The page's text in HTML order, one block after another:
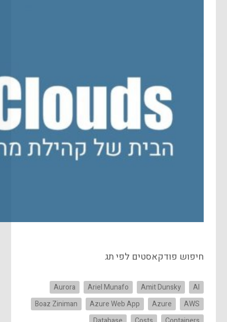
חיפוש פודקאסטים לפי תג
AI
Amit Dunsky
Ariel Munafo
Aurora
AWS
Azure
Azure Web App
Boaz Ziniman